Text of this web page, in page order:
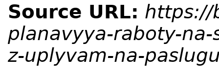
Source URL: https://
planavyya-raboty-
z-uplyvam-na-